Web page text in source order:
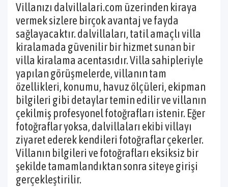
Villanızı dalvillalari.com üzerinden kiraya
vermek sizlere birçok avantaj ve fayda
sağlayacaktır. dalvillaları, tatil amaçlı villa
kiralamada güvenilir bir hizmet sunan bir
villa kiralama acentasıdır. Villa sahipleriyle
yapılan görüşmelerde, villanın tam
özellikleri, konumu, havuz ölçüleri, ekipman
bilgileri gibi detaylar temin edilir ve villanın
çekilmiş profesyonel fotoğrafları istenir. Eğer
fotoğraflar yoksa, dalvillaları ekibi villayı
ziyaret ederek kendileri fotoğraflar çekerler.
Villanın bilgileri ve fotoğrafları eksiksiz bir
şekilde tamamlandıktan sonra siteye girişi
gerçekleştirilir.